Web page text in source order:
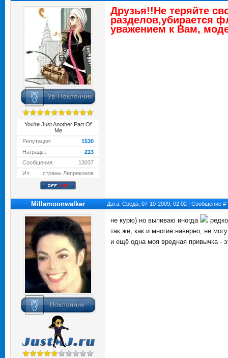
You're Just Another Part Of
Me
Репутация:
1530
Награды:
213
Сообщения:
13037
Из:
страны Лепреконов
Друзья!!Не теряйте
разделов,убирается
уважением к Вам,
Millamoonwalker Дата: Среда, 07-10-2009, 02:02 | Сообщение #
не курю) но выпиваю иногда
так же, как и многие наверно, не
и ещё одна моя вредная привычка -